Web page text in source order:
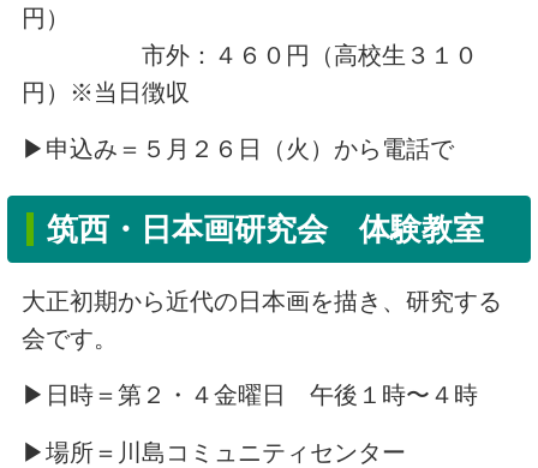
円）
市外：４６０円（高校生３１０
円）※当日徴収
▶申込み＝５月２６日（火）から電話で
筑西・日本画研究会 体験教室
大正初期から近代の日本画を描き、研究する
会です。
▶日時＝第２・４金曜日 午後１時〜４時
▶場所＝川島コミュニティセンター